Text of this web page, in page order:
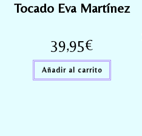
Tocado Eva Martínez
39,95€
Añadir al carrito